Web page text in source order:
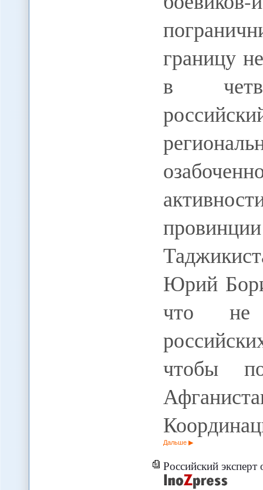
границу
в
Юрий
что не
чтобы
Дальше
Российский эксперт о том,